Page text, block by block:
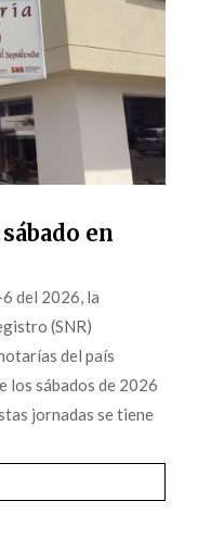
en
del 2026, la
(SNR)
del país
los sábados de 2026
jornadas se tiene